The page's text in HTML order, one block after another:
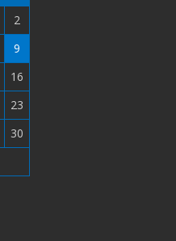
2
9
16
23
30